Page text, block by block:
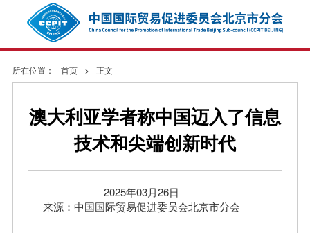
所在位置： 首页 > 正文
澳大利亚学者称中国迈入了信息
技术和尖端创新时代
2025年03月26日
来源：中国国际贸易促进委员会北京市分会